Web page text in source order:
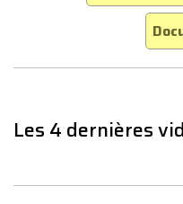
Les 4 dernières